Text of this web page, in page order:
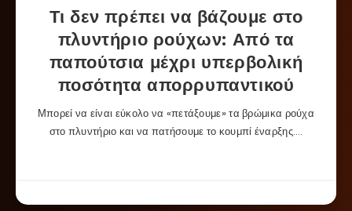
Τι δεν πρέπει να βάζουμε στο
πλυντήριο ρούχων: Από τα
παπούτσια μέχρι υπερβολική
ποσότητα απορρυπαντικού
Μπορεί να είναι εύκολο να «πετάξουμε» τα βρώμικα ρούχα
στο πλυντήριο και να πατήσουμε το κουμπί έναρξης….